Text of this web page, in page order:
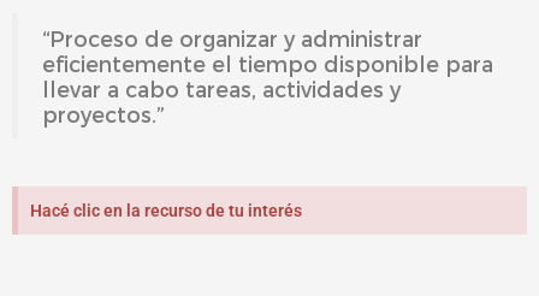
“Proceso de organizar y administrar
eficientemente el tiempo disponible para
llevar a cabo tareas, actividades y
proyectos.”
Hacé clic en la recurso de tu interés